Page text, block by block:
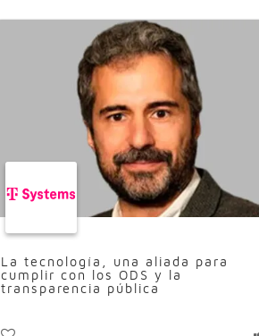
La tecnología, una aliada para
cumplir con los ODS y la
transparencia pública